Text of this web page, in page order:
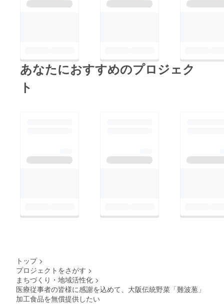
赤ワイ
ペペロ
ンチー
産小麦
を使用
ン ※メ
ます。
アレル
あなたにおすすめのプロジェク
ト
トップ >
プロジェクトをさがす >
まちづくり・地域活性化 >
医療従事者の皆様に感謝を込めて、大阪伝統野菜「難波葱」
加工食品を無償提供したい